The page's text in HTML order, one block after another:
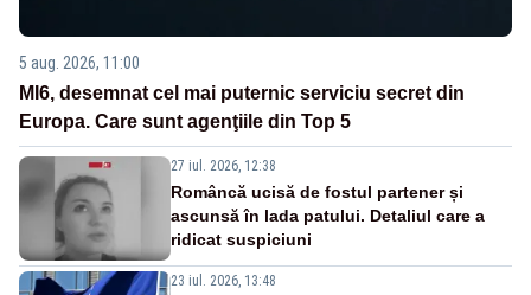
5 aug. 2026, 11:00
MI6, desemnat cel mai puternic serviciu secret din
Europa. Care sunt agenţiile din Top 5
27 iul. 2026, 12:38
Româncă ucisă de fostul partener și
ascunsă în lada patului. Detaliul care a
ridicat suspiciuni
23 iul. 2026, 13:48